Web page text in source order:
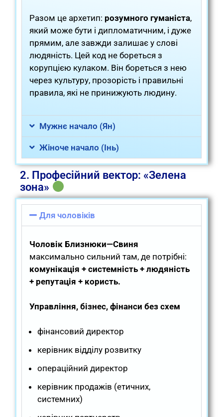
Разом це архетип: розумного гуманіста,
який може бути і дипломатичним, і дуже
прямим, але завжди залишає у слові
людяність. Цей код не бореться з
корупцією кулаком. Він бореться з нею
через культуру, прозорість і правильні
правила, які не принижують людину.
Мужнє начало (Ян)
Жіноче начало (Інь)
2. Професійний вектор: «Зелена
зона»
Для чоловіків
Чоловік Близнюки—Свиня
максимально сильний там, де потрібні:
комунікація + системність + людяність
+ репутація + користь.
Управління, бізнес, фінанси без схем
фінансовий директор
керівник відділу розвитку
операційний директор
керівник продажів (етичних,
системних)